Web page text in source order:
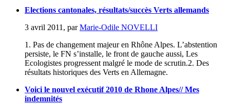
Elections cantonales, résultats/succès Verts allemands
3 avril 2011 , parMarie-Odile NOVELLI
1. Pas de changement majeur en Rhône Alpes. L’abstention
persiste, le FN s’installe, le front de gauche aussi, Les
Ecologistes progressent malgré le mode de scrutin.2. Des
résultats historiques des Verts en Allemagne.
Voici le nouvel exécutif 2010 de Rhone Alpes// Mes
indemnités